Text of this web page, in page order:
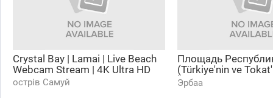
Crystal Bay | Lamai | Live Beach
Webcam Stream | 4K Ultra HD
острів Самуй
Площадь
(Türkiye'nin ve
İlçesi Erbaa 7/24
LIVE)
Эрбаа